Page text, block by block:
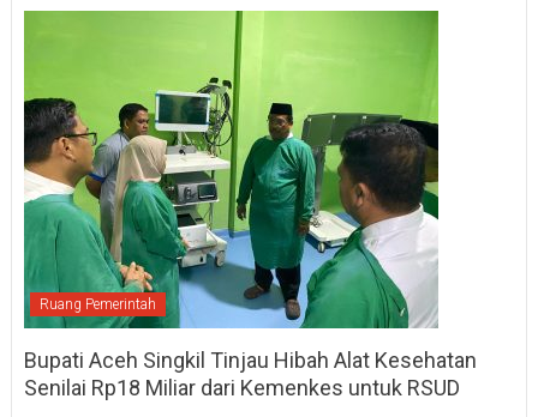
Ruang Pemerintah
Bupati Aceh Singkil Tinjau Hibah Alat Kesehatan
Senilai Rp18 Miliar dari Kemenkes untuk RSUD